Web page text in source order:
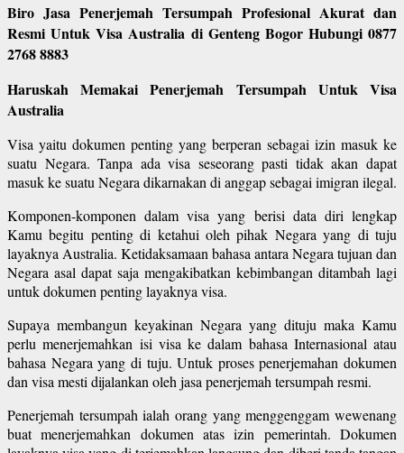
Biro Jasa Penerjemah Tersumpah Profesional Akurat dan
Resmi Untuk Visa Australia di Genteng Bogor Hubungi 0877
2768 8883
Haruskah Memakai Penerjemah Tersumpah Untuk Visa
Australia
Visa yaitu dokumen penting yang berperan sebagai izin masuk ke
suatu Negara. Tanpa ada visa seseorang pasti tidak akan dapat
masuk ke suatu Negara dikarnakan di anggap sebagai imigran ilegal.
Komponen-komponen dalam visa yang berisi data diri lengkap
Kamu begitu penting di ketahui oleh pihak Negara yang di tuju
layaknya Australia. Ketidaksamaan bahasa antara Negara tujuan dan
Negara asal dapat saja mengakibatkan kebimbangan ditambah lagi
untuk dokumen penting layaknya visa.
Supaya membangun keyakinan Negara yang dituju maka Kamu
perlu menerjemahkan isi visa ke dalam bahasa Internasional atau
bahasa Negara yang di tuju. Untuk proses penerjemahan dokumen
dan visa mesti dijalankan oleh jasa penerjemah tersumpah resmi.
Penerjemah tersumpah ialah orang yang menggenggam wewenang
buat menerjemahkan dokumen atas izin pemerintah. Dokumen